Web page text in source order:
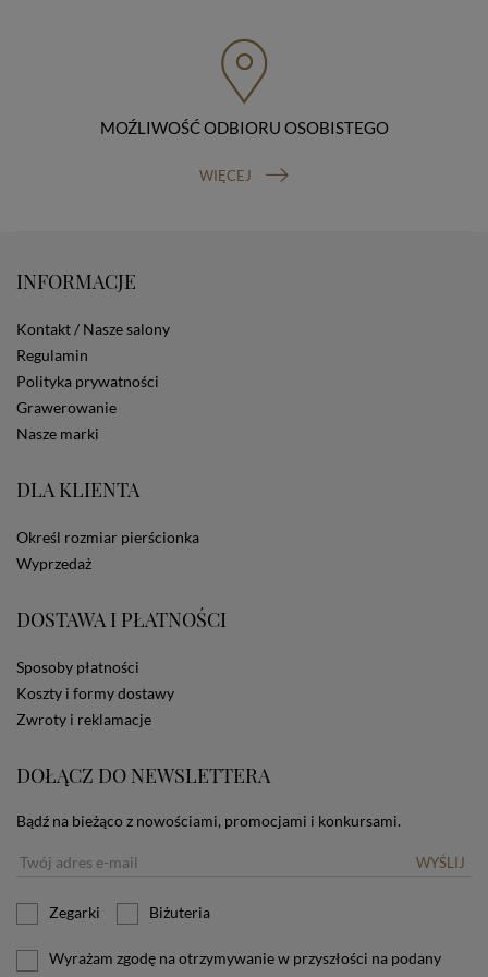
Osobowych, ul. Stawki 2, 00-193 Warszawa) oraz
prawo do cofnięcia zgody na przetwarzanie danych
osobowych (masz prawo cofnięcia zgody na
przetwarzanie danych w dowolnym momencie;
cofnięcie zgody nie ma wpływu na zgodność z prawem
zgody przed jej cofnięciem). W celu wykonania swoich
zawartości naszej strony
Na stronie Sklepu są wykorzystywane pliki cookies.
Stosowane są one w celach zapewnienia maksymalnej
wygody wszystkich użytkowników (w tym Kupujących)
przy korzystaniu ze Sklepu (zapamiętywanie
preferencji i ustawień na stronie, zbieranie
anonimowych danych dla celów reklamowych i
ze Sklepu bez zmiany ustawień w przeglądarce
zamieszczane w urządzeniu końcowym każdego
użytkownika. Jeżeli użytkownik nie wyraża zgody na
informacji o plikach cookies.
MOŹLIWOŚĆ ODBIORU OSOBISTEGO
WIĘCEJ
INFORMACJE
Kontakt / Nasze salony
Regulamin
Polityka prywatności
Grawerowanie
Nasze marki
DLA KLIENTA
Określ rozmiar pierścionka
Wyprzedaż
DOSTAWA I PŁATNOŚCI
Sposoby płatności
Koszty i formy dostawy
Zwroty i reklamacje
DOŁĄCZ DO NEWSLETTERA
Bądź na bieżąco z nowościami, promocjami i konkursami.
WYŚLIJ
Zegarki Biżuteria
Wyrażam zgodę na otrzymywanie w przyszłości na podany